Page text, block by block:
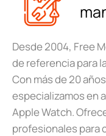
Desde 2004, Free
de referencia para
Con más de 20
especializamos en
Apple Watch.
profesionales para